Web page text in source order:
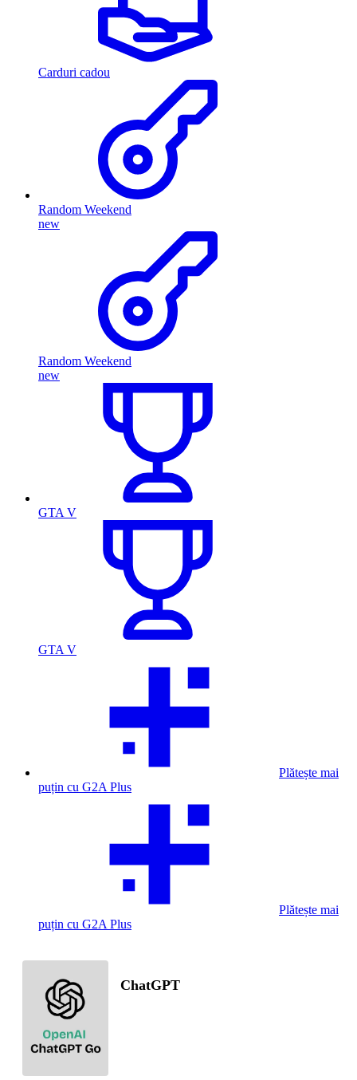
Carduri cadou
Random Weekend
new
Random Weekend
new
GTA V
GTA V
Plătește mai
puțin cu G2A Plus
Plătește mai
puțin cu G2A Plus
ChatGPT